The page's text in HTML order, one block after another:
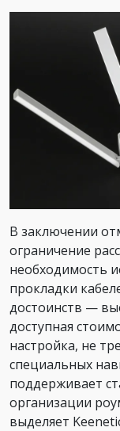
В заключении
ограничение
необходимость
прокладки
достоинств —
доступная
настройка, не
специальных
поддерживает
организации
выделяет